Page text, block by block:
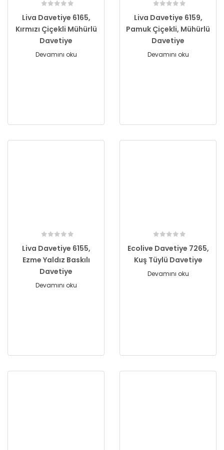
Liva Davetiye 6165,
Kırmızı Çiçekli Mühürlü
Davetiye
Devamını oku
Liva Davetiye 6159,
Pamuk Çiçekli, Mühürlü
Davetiye
Devamını oku
Liva Davetiye 6155,
Ezme Yaldız Baskılı
Davetiye
Devamını oku
Ecolive Davetiye 7265,
Kuş Tüylü Davetiye
Devamını oku